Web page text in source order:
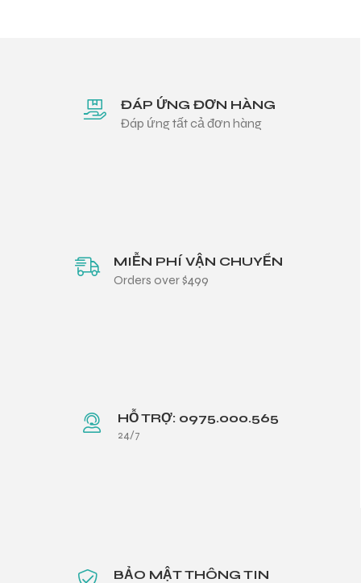
ĐÁP ỨNG ĐƠN HÀNG
Đáp ứng tất cả đơn hàng
MIỄN PHÍ VẬN CHUYỂN
Orders over $499
HỖ TRỢ: 0975.000.565
24/7
BẢO MẬT THÔNG TIN